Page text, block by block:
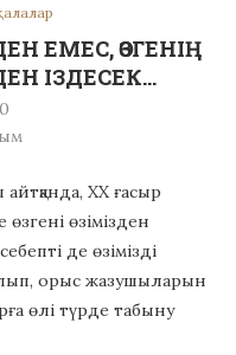
ЕМЕС, ӨЗГЕНІҢ
ІЗДЕСЕК…
айтқанда, ХХ ғасыр
өзгені өзімізден
де өзімізді
орыс жазушыларын
өлі түрде табыну